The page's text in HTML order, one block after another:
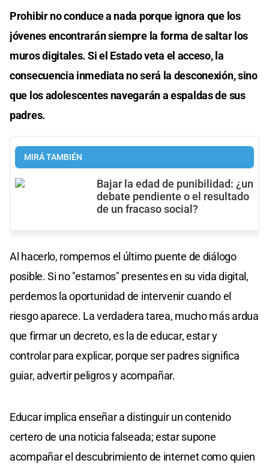
Prohibir no conduce a nada porque ignora que los
jóvenes encontrarán siempre la forma de saltar los
muros digitales. Si el Estado veta el acceso, la
consecuencia inmediata no será la desconexión, sino
que los adolescentes navegarán a espaldas de sus
padres.
MIRÁ TAMBIÉN
Bajar la edad de punibilidad: ¿un
debate pendiente o el resultado
de un fracaso social?
Al hacerlo, rompemos el último puente de diálogo
posible. Si no "estamos" presentes en su vida digital,
perdemos la oportunidad de intervenir cuando el
riesgo aparece. La verdadera tarea, mucho más ardua
que firmar un decreto, es la de educar, estar y
controlar para explicar, porque ser padres significa
guiar, advertir peligros y acompañar.
Educar implica enseñar a distinguir un contenido
certero de una noticia falseada; estar supone
acompañar el descubrimiento de internet como quien